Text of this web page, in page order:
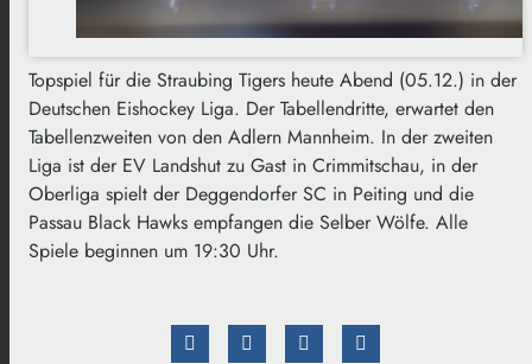
Topspiel für die Straubing Tigers heute Abend (05.12.) in der
Deutschen Eishockey Liga. Der Tabellendritte, erwartet den
Tabellenzweiten von den Adlern Mannheim. In der zweiten
Liga ist der EV Landshut zu Gast in Crimmitschau, in der
Oberliga spielt der Deggendorfer SC in Peiting und die
Passau Black Hawks empfangen die Selber Wölfe. Alle
Spiele beginnen um 19:30 Uhr.